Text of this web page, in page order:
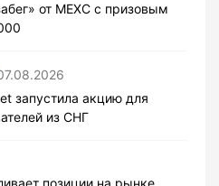
от MEXC с призовым
запустила акцию для
из СНГ